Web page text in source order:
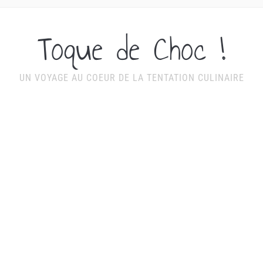
Toque de Choc !
UN VOYAGE AU COEUR DE LA TENTATION CULINAIRE